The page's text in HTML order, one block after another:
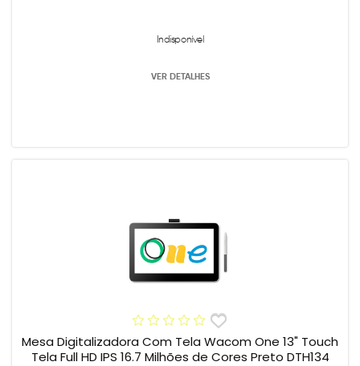
Indisponível
VER DETALHES
Mesa Digitalizadora Com Tela Wacom One 13" Touch
Tela Full HD IPS 16.7 Milhões de Cores Preto DTH134